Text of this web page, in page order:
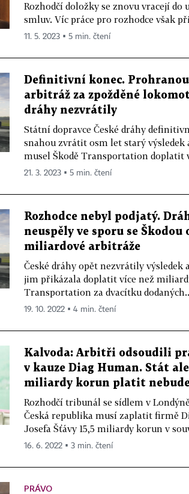
Rozhodčí doložky se znovu vracejí do
smluv. Víc práce pro rozhodce však
11. 5. 2023 ▪ 5 min. čtení
Definitivní konec.
arbitráž za zpožděné
dráhy nezvrátily
Státní dopravce České dráhy
snahou zvrátit osm let starý výsledek
musel Škodě Transportation doplatit
21. 3. 2023 ▪ 5 min. čtení
Rozhodce nebyl podjatý.
neuspěly ve sporu se
miliardové arbitráže
České dráhy opět nezvrátily výsledek
jim přikázala doplatit více než
Transportation za dvacítku
19. 10. 2022 ▪ 4 min. čtení
Kalvoda: Arbitři odsoudili
v kauze Diag Human. Stát
miliardy korun platit
Rozhodčí tribunál se sídlem v
Česká republika musí zaplatit firmě
Josefa Šťávy 15,5 miliardy korun v
16. 6. 2022 ▪ 3 min. čtení
PRÁVO